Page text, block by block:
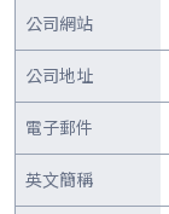
公司網站
公司地址
電子郵件
英文簡稱